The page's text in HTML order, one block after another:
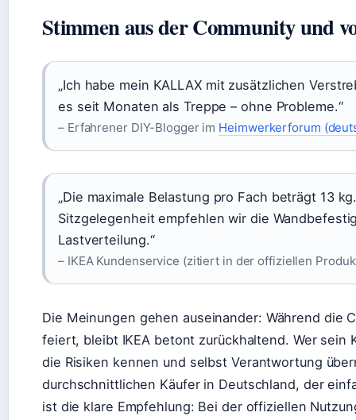
Stimmen aus der Community und
„Ich habe mein KALLAX mit zusätzlichen
es seit Monaten als Treppe – ohne Probleme.“
– Erfahrener DIY-Blogger im Heimwerkerforum
„Die maximale Belastung pro Fach beträgt 13
Sitzgelegenheit empfehlen wir die
Lastverteilung.“
– IKEA Kundenservice (zitiert in der offiziellen
Die Meinungen gehen auseinander: Während die
feiert, bleibt IKEA betont zurückhaltend. Wer sein
die Risiken kennen und selbst Verantwortung
durchschnittlichen Käufer in Deutschland, der
ist die klare Empfehlung: Bei der offiziellen